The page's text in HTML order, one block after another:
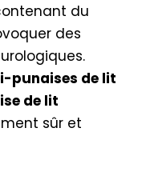
du
des
punaises de lit
de lit
sûr et